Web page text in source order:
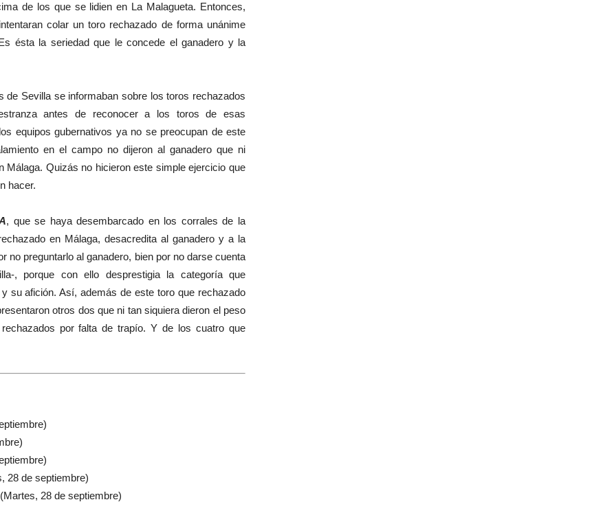
de los que se lidien en La Malagueta. Entonces,
colar un toro rechazado de forma unánime
ésta la seriedad que le concede el ganadero y la
Sevilla se informaban sobre los toros rechazados
antes de reconocer a los toros de esas
equipos gubernativos ya no se preocupan de este
en el campo no dijeron al ganadero que ni
Quizás no hicieron este simple ejercicio que
hacer.
, que se haya desembarcado en los corrales de la
en Málaga, desacredita al ganadero y a la
no preguntarlo al ganadero, bien por no darse cuenta
, porque con ello desprestigia la categoría que
su afición. Así, además de este toro que rechazado
otros dos que ni tan siquiera dieron el peso
por falta de trapío. Y de los cuatro que
28 de septiembre)
(Martes, 28 de septiembre)